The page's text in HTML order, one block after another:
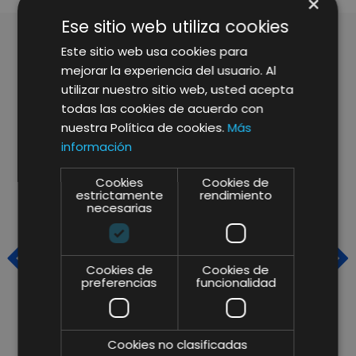
ARTÍCULOS RELACIONADOS
TRENDING TALKS DE FIN DE
Ese sitio web utiliza cookies
Este sitio web usa cookies para
mejorar la experiencia del usuario. Al
utilizar nuestro sitio web, usted acepta
todas las cookies de acuerdo con
nuestra Política de cookies.Más
información
Cookies
estrictamente
necesarias
Cookies de
rendimiento
Cookies de
preferencias
Cookies de
funcionalidad
Cookies no clasificadas